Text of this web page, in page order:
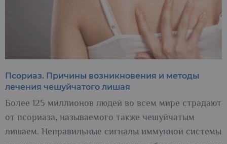
Псориаз. Причины возникновения и методы
лечения чешуйчатого лишая
Более 125 миллионов людей во всем мире страдают
от псориаза, называемого также чешуйчатым
лишаем. Неправильные сигналы иммунной системы